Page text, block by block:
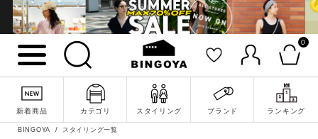
0
新着商品 カテゴリ スタイリング ブランド ランキング
詳細検索
BINGOYA スタイリング一覧